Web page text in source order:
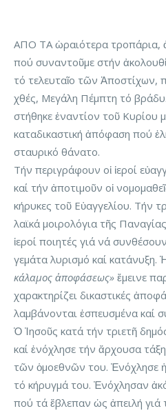
ΑΠΟ ΤΑ ὡραιότερα τροπάρια,
πού συναντοῦμε στήν
τό τελευταῖο τῶν Ἀποστίχων,
χθές, Μεγάλη Πέμπτη τό
στήθηκε ἐναντίον τοῦ Κυρίου
καταδικαστική ἀπόφαση πού
σταυρικό θάνατο.
Τήν περιγράφουν οἱ ἱεροί
καί τήν ἀποτιμοῦν οἱ
κήρυκες τοῦ Εὐαγγελίου. Τήν
λαϊκά μοιρολόγια τῆς
ἱεροί ποιητές γιά νά
γεμάτα λυρισμό καί κατάνυξη.
κάλαμος ἀποφάσεως» ἔμεινε
χαρακτηρίζει δικαστικές
λαμβάνονται ἐσπευσμένα καί
Ὁ Ἰησοῦς κατά τήν τριετῆ
καί ἐνόχλησε τήν ἄρχουσα
τῶν ὁμοεθνῶν του. Ἐνόχλησε
τό κήρυγμά του. Ἐνόχλησαν
πού τά ἔβλεπαν ὡς ἀπειλή γιά